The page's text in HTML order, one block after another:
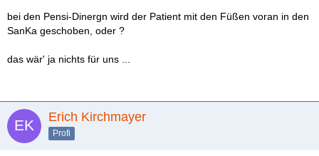
bei den Pensi-Dinergn wird der Patient mit den Füßen voran in den
SanKa geschoben, oder ?
das wär' ja nichts für uns ...
Erich Kirchmayer
Profi